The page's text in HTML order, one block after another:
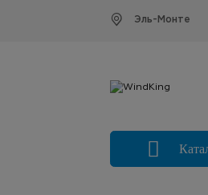
Эль-Монте